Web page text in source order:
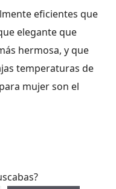
eficientes que
elegante que
hermosa, y que
temperaturas de
mujer son el